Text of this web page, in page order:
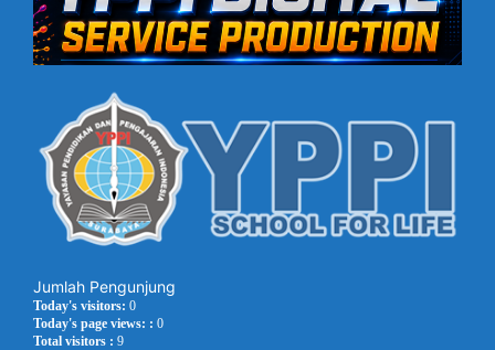
Jumlah Pengunjung
Today's visitors: 0
Today's page views: : 0
Total visitors : 9